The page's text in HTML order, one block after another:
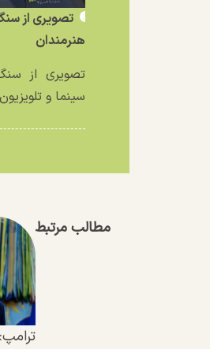
تصویری از
هنرمندان
تصویری از سنگ
سینما و
مطالب مرتبط